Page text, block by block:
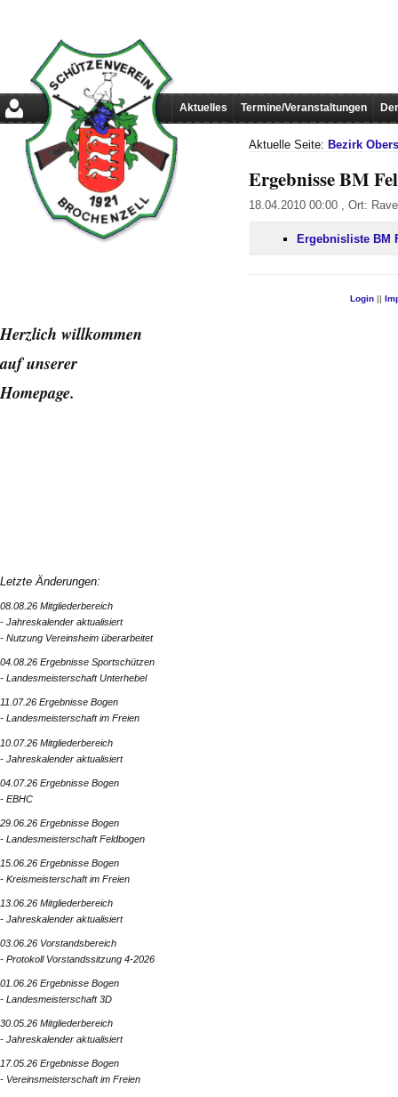
Aktuelles Termine/Veranstaltungen
Aktuelle Seite: Bezirk
Ergebnisse BM
18.04.2010 00:00 , Ort:
Ergebnisliste BM
Login ||
Herzlich willkommen
auf unserer
Homepage.
Letzte Änderungen:
08.08.26 Mitgliederbereich
- Jahreskalender aktualisiert
- Nutzung Vereinsheim überarbeitet
04.08.26 Ergebnisse Sportschützen
- Landesmeisterschaft Unterhebel
11.07.26 Ergebnisse Bogen
- Landesmeisterschaft im Freien
10.07.26 Mitgliederbereich
- Jahreskalender aktualisiert
04.07.26 Ergebnisse Bogen
- EBHC
29.06.26 Ergebnisse Bogen
- Landesmeisterschaft Feldbogen
15.06.26 Ergebnisse Bogen
- Kreismeisterschaft im Freien
13.06.26 Mitgliederbereich
- Jahreskalender aktualisiert
03.06.26 Vorstandsbereich
- Protokoll Vorstandssitzung 4-2026
01.06.26 Ergebnisse Bogen
- Landesmeisterschaft 3D
30.05.26 Mitgliederbereich
- Jahreskalender aktualisiert
17.05.26 Ergebnisse Bogen
- Vereinsmeisterschaft im Freien